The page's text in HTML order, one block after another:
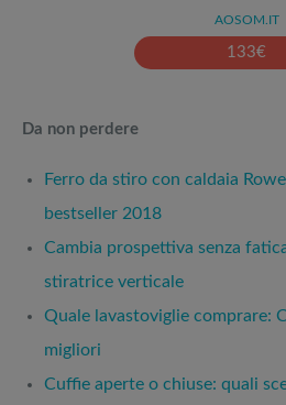
AOSOM.IT
133€
Da non perdere
Ferro da stiro con caldaia
bestseller 2018
Cambia prospettiva senza
stiratrice verticale
Quale lavastoviglie comprare:
migliori
Cuffie aperte o chiuse: quali